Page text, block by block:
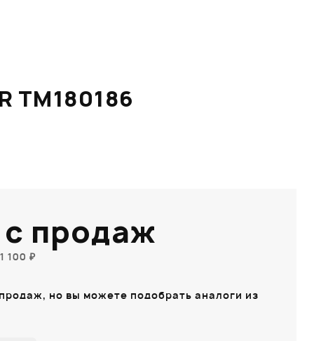
TM180186
продаж
100 ₽
но вы можете подобрать аналоги из